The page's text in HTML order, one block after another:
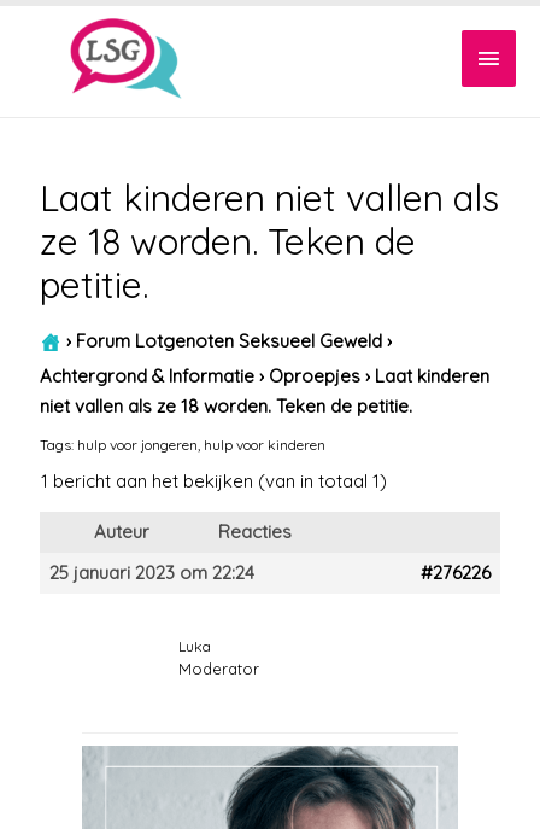
Laat kinderen niet vallen als
ze 18 worden. Teken de
petitie.
› Forum Lotgenoten Seksueel Geweld ›
Achtergrond & Informatie › Oproepjes › Laat kinderen
niet vallen als ze 18 worden. Teken de petitie.
Tags: hulp voor jongeren hulp voor kinderen
1 bericht aan het bekijken (van in totaal 1)
Auteur
Reacties
25 januari 2023 om 22:24
#276226
Luka
Moderator